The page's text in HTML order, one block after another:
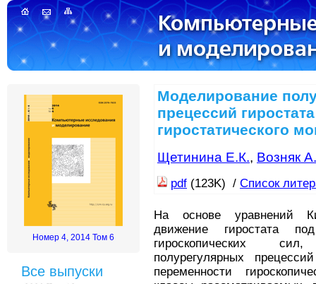
Номер 4, 2014 Том 6
Все выпуски
Моделирование
прецессий
гиростатического
Щетинина Е.К., Возняк
pdf (123K) / Список
На основе уравнений
движение гиростата
гироскопических
полурегулярных
переменности